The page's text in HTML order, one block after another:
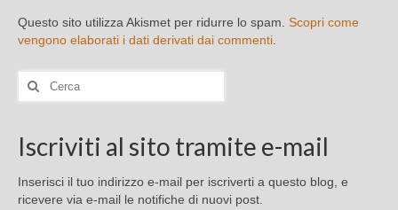
Questo sito utilizza Akismet per ridurre lo spam. Scopri come
vengono elaborati i dati derivati dai commenti
Cerca:
Iscriviti al sito tramite e-mail
Inserisci il tuo indirizzo e-mail per iscriverti a questo blog, e
ricevere via e-mail le notifiche di nuovi post.